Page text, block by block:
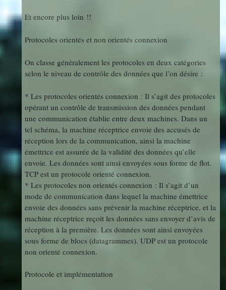
Et encore plus loin !!
Protocoles orientés et non orientés connexion
On classe généralement les protocoles en deux catégories
selon le niveau de contrôle des données que l’on désire :
* Les protocoles orientés connexion : Il s’agit des protocoles
opérant un contrôle de transmission des données pendant
une communication établie entre deux machines. Dans un
tel schéma, la machine réceptrice envoie des accusés de
réception lors de la communication, ainsi la machine
émettrice est assurée de la validité des données qu’elle
envoie. Les données sont ainsi envoyées sous forme de flot.
TCP est un protocole orienté connexion.
* Les protocoles non orientés connexion : Il s’agit d’un
mode de communication dans lequel la machine émettrice
envoie des données sans prévenir la machine réceptrice, et la
machine réceptrice reçoit les données sans envoyer d’avis de
réception à la première. Les données sont ainsi envoyées
sous forme de blocs (datagrammes). UDP est un protocole
non orienté connexion.
Protocole et implémentation